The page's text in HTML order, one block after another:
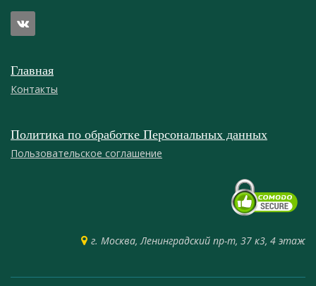
Главная
Контакты
Политика по обработке Персональных данных
Пользовательское соглашение
г. Москва, Ленинградский пр-т, 37 к3, 4 этаж